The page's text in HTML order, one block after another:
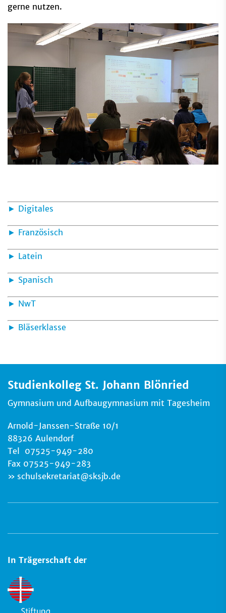
gerne nutzen.
► Digitales
► Französisch
► Latein
► Spanisch
► NwT
► Bläserklasse
Studienkolleg St. Johann Blönried
Gymnasium und Aufbaugymnasium mit Tagesheim
Arnold-Janssen-Straße 10/1
88326 Aulendorf
Tel 07525-949-280
Fax 07525-949-283
schulsekretariat@sksjb.de
In Trägerschaft der